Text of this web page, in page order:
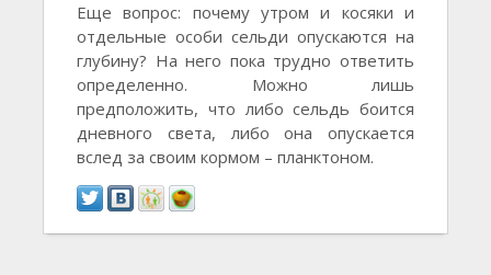
Еще вопрос: почему утром и косяки и
отдельные особи сельди опускаются на
глубину? На него пока трудно ответить
определенно. Можно лишь
предположить, что либо сельдь боится
дневного света, либо она опускается
вслед за своим кормом – планктоном.